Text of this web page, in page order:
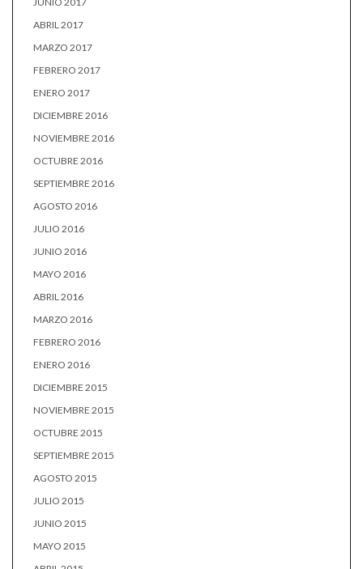
ABRIL 2017
MARZO 2017
FEBRERO 2017
ENERO 2017
DICIEMBRE 2016
NOVIEMBRE 2016
OCTUBRE 2016
SEPTIEMBRE 2016
AGOSTO 2016
JULIO 2016
JUNIO 2016
MAYO 2016
ABRIL 2016
MARZO 2016
FEBRERO 2016
ENERO 2016
DICIEMBRE 2015
NOVIEMBRE 2015
OCTUBRE 2015
SEPTIEMBRE 2015
AGOSTO 2015
JULIO 2015
JUNIO 2015
MAYO 2015